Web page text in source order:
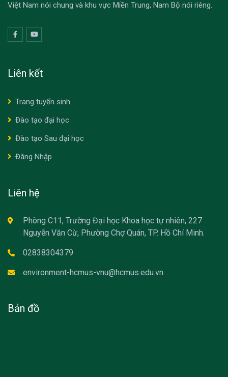
Việt Nam nói chung và khu vực Miền Trung, Nam Bộ nói riêng.
Liên kết
Trang tuyển sinh
Đào tạo đại học
Đào tạo Sau đại học
Đăng Nhập
Liên hệ
Phòng C11, Trường Đại học Khoa học tự nhiên, 227
Nguyễn Văn Cừ, Phường Chợ Quán, TP. Hồ Chí Minh.
02838304379
environment-hcmus-vnu@hcmus.edu.vn
Bản đồ